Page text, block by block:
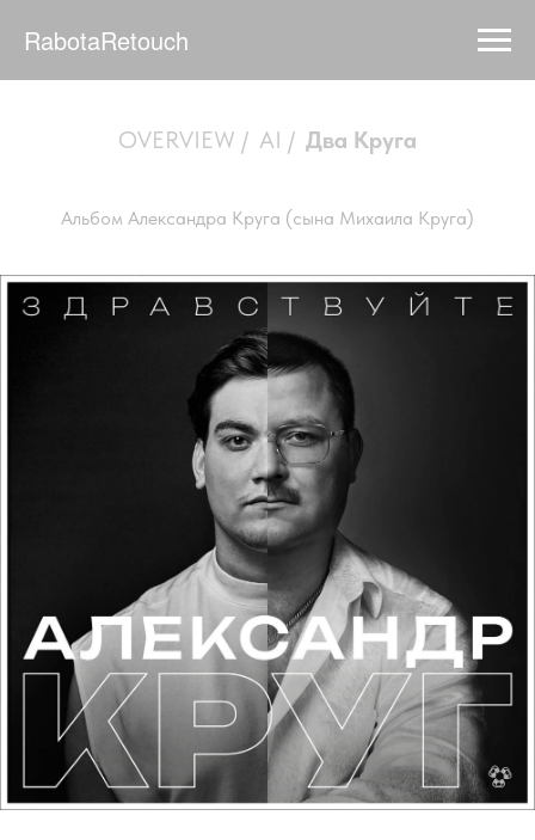
RabotaRetouch
OVERVIEW / AI / Два Круга
Альбом Александра Круга (сына Михаила Круга)